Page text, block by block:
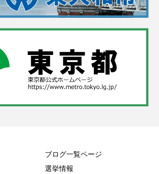
ブログ一覧ページ
選挙情報